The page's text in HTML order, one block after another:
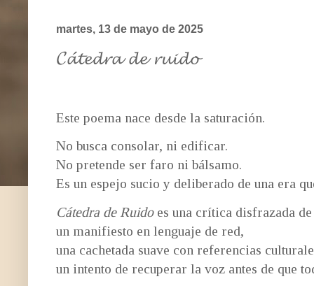
martes, 13 de mayo de 2025
𝓒𝓪́𝓽𝓮𝓭𝓻𝓪 𝓭𝓮 𝓻𝓾𝓲𝓭𝓸
Este poema nace desde la saturación.
No busca consolar, ni edificar.
No pretende ser faro ni bálsamo.
Es un espejo sucio y deliberado de una era
Cátedra de Ruidoes una crítica disfrazada
un manifiesto en lenguaje de red,
una cachetada suave con referencias
un intento de recuperar la voz antes de que